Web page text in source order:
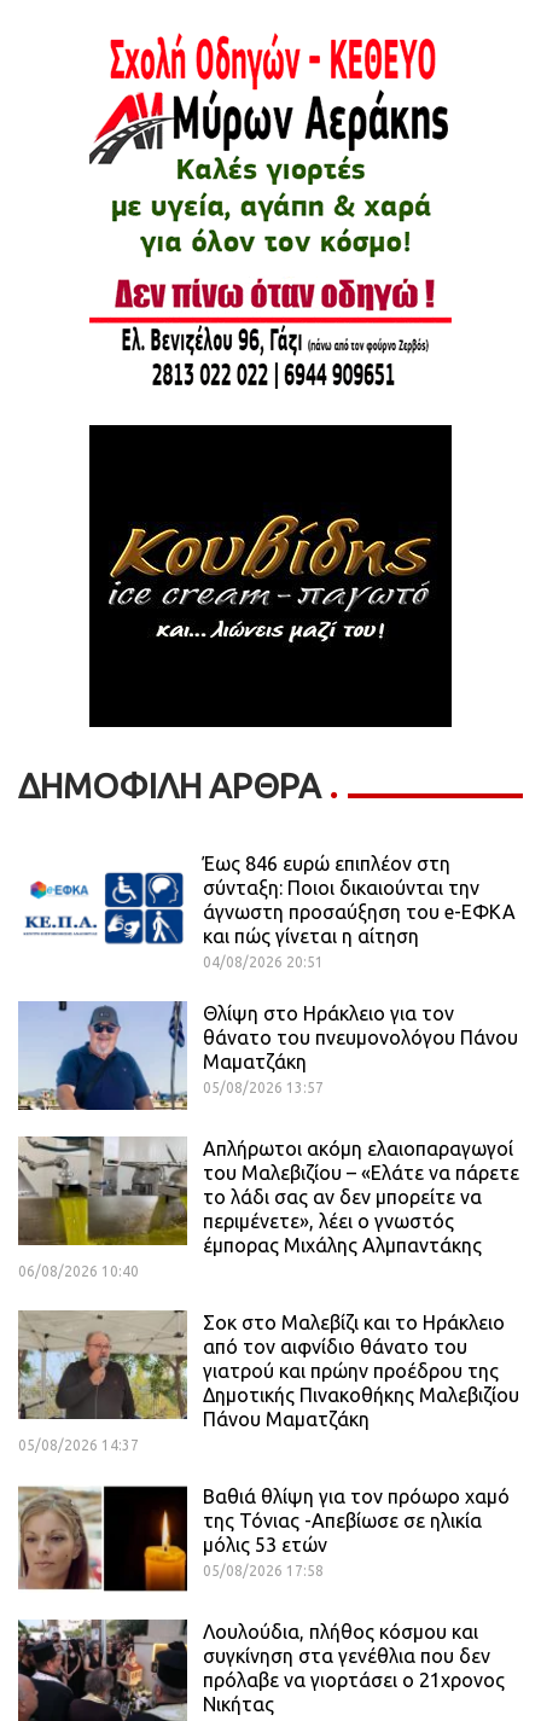
ΔΗΜΟΦΙΛΗ ΑΡΘΡΑ
Έως 846 ευρώ επιπλέον στη
σύνταξη: Ποιοι δικαιούνται την
άγνωστη προσαύξηση του e-ΕΦΚΑ
και πώς γίνεται η αίτηση
04/08/2026 20:51
Θλίψη στο Ηράκλειο για τον
θάνατο του πνευμονολόγου Πάνου
Μαματζάκη
05/08/2026 13:57
Απλήρωτοι ακόμη ελαιοπαραγωγοί
του Μαλεβιζίου – «Ελάτε να πάρετε
το λάδι σας αν δεν μπορείτε να
περιμένετε», λέει ο γνωστός
έμπορας Μιχάλης Αλμπαντάκης
06/08/2026 10:40
Σοκ στο Μαλεβίζι και το Ηράκλειο
από τον αιφνίδιο θάνατο του
γιατρού και πρώην προέδρου της
Δημοτικής Πινακοθήκης Μαλεβιζίου
Πάνου Μαματζάκη
05/08/2026 14:37
Βαθιά θλίψη για τον πρόωρο χαμό
της Τόνιας -Απεβίωσε σε ηλικία
μόλις 53 ετών
05/08/2026 17:58
Λουλούδια, πλήθος κόσμου και
συγκίνηση στα γενέθλια που δεν
πρόλαβε να γιορτάσει ο 21χρονος
Νικήτας